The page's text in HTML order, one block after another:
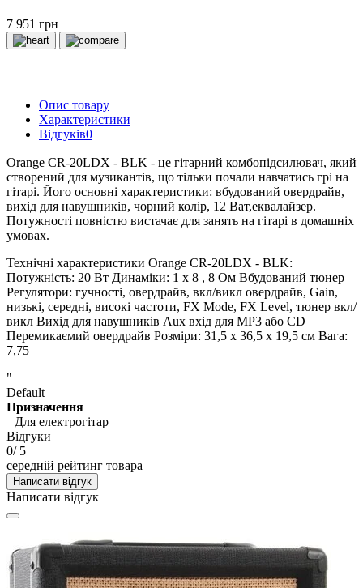
7 951 грн
Опис товару
Характеристики
Відгуків0
Orange CR-20LDX - BLK - це гітарний комбопідсилювач, який
створений для музикантів, що тільки почали навчатись грі на
гітарі. Його основні характеристики: вбудований овердрайв,
вихід для навушників, чорний колір, 12 Ват,еквалайзер.
Потужності повністю вистачає для занять на гітарі в домашніх
умовах.
Технічні характеристики Orange CR-20LDX - BLK:
Потужність: 20 Вт Динаміки: 1 х 8 , 8 Ом Вбудований тюнер
Регулятори: гучності, овердрайв, вкл/викл овердрайв, Gain,
низькі, середні, високі частоти, FX Mode, FX Level, тюнер вкл/
викл Вихід для навушників Aux вхід для MP3 або CD
Перемикаємий овердрайв Розміри: 31,5 х 36,5 х 19,5 см Вага:
7,75
"
Default
Призначення
Для електрогітар
Відгуки
0/ 5
середній рейтинг товара
Написати відгук
Написати відгук